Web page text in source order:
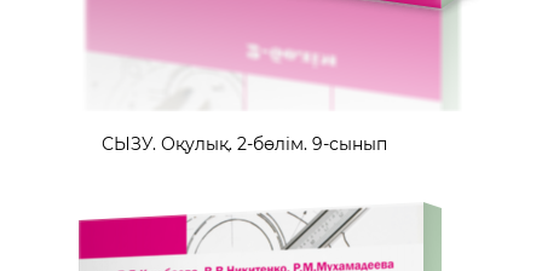
СЫЗУ. Оқулық. 2-бөлім. 9-сынып